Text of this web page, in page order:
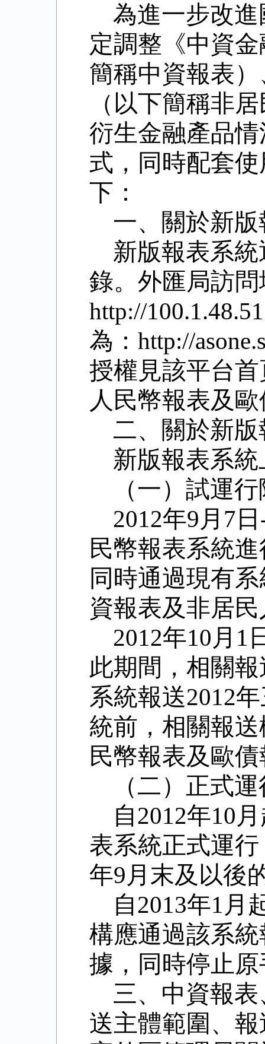
為進一步改
定調整《中資
簡稱中資報表
（以下簡稱非
衍生金融產品
式，同時配套
下：
一、關於新
新版報表系
錄。外匯局訪
http://
為：http://
授權見該平台
人民幣報表及
二、關於新
新版報表系
（一）試運
2012年9月7
民幣報表系統
同時通過現有
資報表及非居
2012年10月1
此期間，相關
系統報送2012
統前，相關報
民幣報表及歐
（二）正式
自2012年10
表系統正式運
年9月末及以後
自2013年1月
構應通過該系
據，同時停止
三、中資報
送主體範圍、